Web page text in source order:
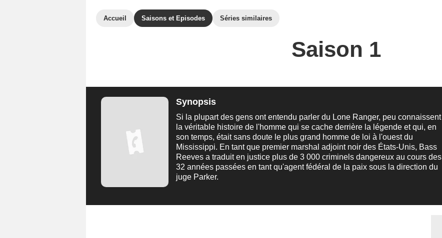
Accueil Saisons et Episodes Séries similaires
Saison 1
Synopsis
Si la plupart des gens ont entendu parler du Lone Ranger, peu connaissent
la véritable histoire de l'homme qui se cache derrière la légende et qui, en
son temps, était sans doute le plus grand homme de loi à l'ouest du
Mississippi. En tant que premier marshal adjoint noir des États-Unis, Bass
Reeves a traduit en justice plus de 3 000 criminels dangereux au cours des
32 années passées en tant qu'agent fédéral de la paix sous la direction du
juge Parker.